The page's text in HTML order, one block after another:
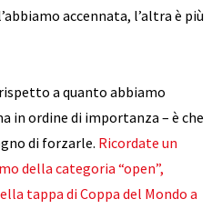
accennata, l’altra è più
a quanto abbiamo
in ordine di importanza – è che
di forzarle. Ricordate un
della categoria “open”,
tappa di Coppa del Mondo a